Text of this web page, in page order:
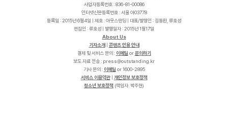
사업자등록번호 : 836-81-00086
인터넷신문등록번호 : 서울 아03778
등록일 : 2015년 6월4일 | 제호 : 아웃스탠딩 | 대표/발행인 : 김동환, 류호성
편집인 : 류호성 | 발행일자 : 2015년 1월17일
About Us
기자소개
콘텐츠 인용 안내
결제 및 서비스 문의 : 이메일 or문의하기
보도 자료 전송 :
r
k
.
g
n
i
d
n
a
t
s
t
u
o
@
s
s
e
r
p
기사 문의 : 이메일 or 1600-2895
서비스 이용약관| 개인정보 보호정책
청소년 보호정책 (책임자: 박주현)